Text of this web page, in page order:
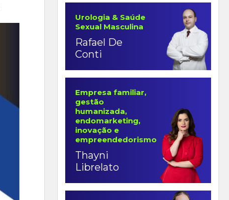
Urologia & Saúde
Sexual Masculina
Rafael De
Conti
Empresa familiar,
gestão
humanizada,
endomarketing,
inovação e
empreendedorismo
Thayni
Librelato